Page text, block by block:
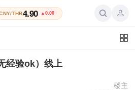
THB4.90 ▲0.00
经验ok）线上
楼主